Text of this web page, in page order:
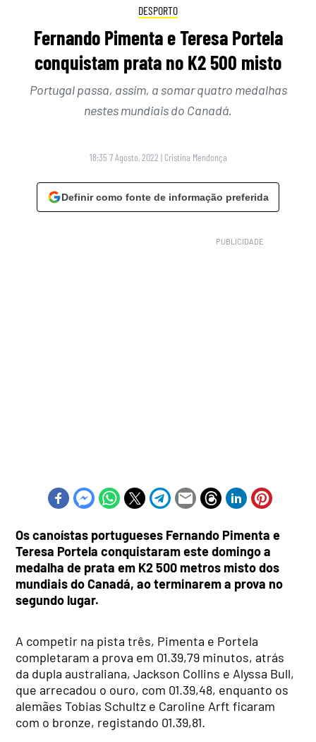
DESPORTO
Fernando Pimenta e Teresa Portela
conquistam prata no K2 500 misto
Portugal passa, assim, a somar quatro medalhas
nestes mundiais do Canadá.
18:35 7 Agosto, 2022 | Cristina Mendonça
Definir como fonte de informação preferida
Os canoístas portugueses Fernando Pimenta e
Teresa Portela conquistaram este domingo a
medalha de prata em K2 500 metros misto dos
mundiais do Canadá, ao terminarem a prova no
segundo lugar.
A competir na pista três, Pimenta e Portela
completaram a prova em 01.39,79 minutos, atrás
da dupla australiana, Jackson Collins e Alyssa Bull,
que arrecadou o ouro, com 01.39,48, enquanto os
alemães Tobias Schultz e Caroline Arft ficaram
com o bronze, registando 01.39,81.